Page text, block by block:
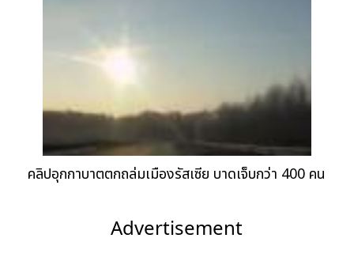
คลิปอุกกาบาตตกถล่มเมืองรัสเซีย บาดเจ็บกว่า 400 คน
Advertisement